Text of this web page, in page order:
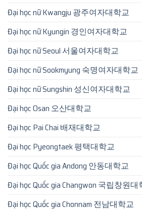
Đại học nữ Kwangju 광주여자대학교
Đại học nữ Kyungin 경인여자대학교
Đại học nữ Seoul 서울여자대학교
Đại học nữ Sookmyung 숙명여자대학교
Đại học nữ Sungshin 성신여자대학교
Đại học Osan 오산대학교
Đại học Pai Chai 배재대학교
Đại học Pyeongtaek 평택대학교
Đại học Quốc gia Andong 안동대학교
Đại học Quốc gia Changwon 국립창원대
Đại học Quốc gia Chonnam 전남대학교